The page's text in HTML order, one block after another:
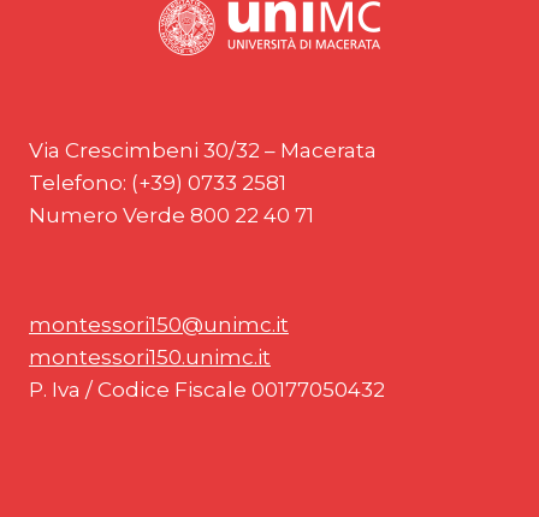
Via Crescimbeni 30/32 – Macerata
Telefono: (+39) 0733 2581
Numero Verde 800 22 40 71
montessori150@unimc.it
montessori150.unimc.it
P. Iva / Codice Fiscale 00177050432